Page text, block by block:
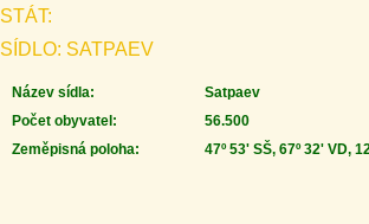
STÁT:
SÍDLO: SATPAEV
Název sídla:
Satpaev
Počet obyvatel:
56.500
Zeměpisná poloha:
47º 53' SŠ, 67º 32' VD,